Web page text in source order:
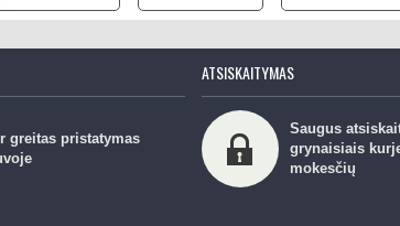
greitas pristatymas
ATSISKAITYMAS
Saugus
grynaisiais
mokesčių